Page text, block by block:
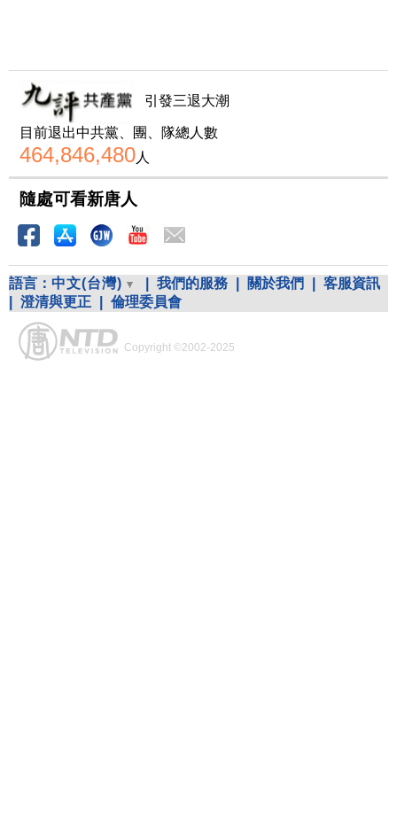
引發三退大潮
目前退出中共黨、團、隊總人數
464,846,480人
隨處可看新唐人
語言： 中文(台灣) 我們的服務 關於我們
客服資訊
澄清與更正 倫理委員會
Copyright ©2002-2025